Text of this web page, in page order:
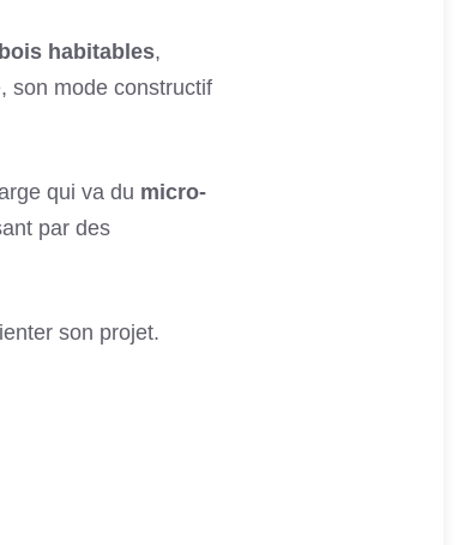
habitables,
son mode constructif
qui va du micro-
par des
son projet.